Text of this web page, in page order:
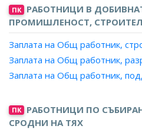
услуги?
Заплата на Контрольор,
Заплата на Началник парк в
Заплата на Оператор, наземно
Заплата на Влаков диспечер?
ПК РАБОТНИЦИ В
ПРОМИШЛЕНОСТ,
Заплата на Общ работник,
Заплата на Общ работник,
Заплата на Общ работник,
ПК РАБОТНИЦИ ПО
СРОДНИ НА ТЯХ